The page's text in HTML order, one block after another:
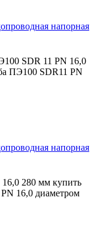
напорная
SDR 11 PN 16,0
ПЭ100 SDR11 PN
напорная
280 мм купить
16,0 диаметром